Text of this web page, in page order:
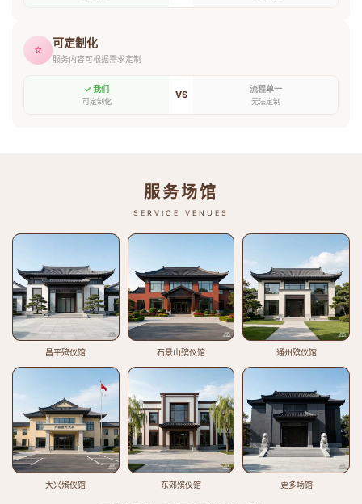
⭐ 可定制化
服务内容可根据需求定制
✓ 我们
可定制化
VS 流程单一
无法定制
服务场馆
SERVICE VENUES
昌平殡仪馆 石景山殡仪馆 通州殡仪馆
大兴殡仪馆 东郊殡仪馆 更多场馆